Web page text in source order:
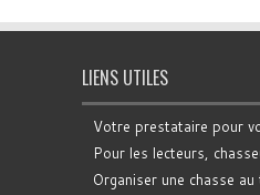
LIENS UTILES
Votre prestataire pour
Pour les lecteurs,
Organiser une chasse